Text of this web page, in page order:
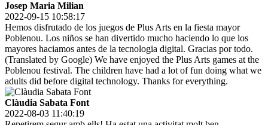
Josep Maria Milian
2022-09-15 10:58:17
Hemos disfrutado de los juegos de Plus Arts en la fiesta mayor
Poblenou. Los niños se han divertido mucho haciendo lo que los
mayores haciamos antes de la tecnologia digital. Gracias por todo.
(Translated by Google) We have enjoyed the Plus Arts games at the
Poblenou festival. The children have had a lot of fun doing what we
adults did before digital technology. Thanks for everything.
Clàudia Sabata Font
2022-08-03 11:40:19